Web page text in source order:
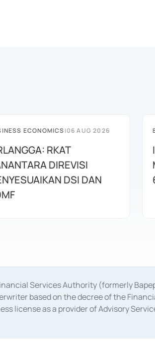
ECONOMICS|06 AUG 2026
RKAT
DIREVISI
DSI DAN
Services Authority (formerly
based on the decree of the
license as a provider of Advisory
2014 dated February 28, 2014, a